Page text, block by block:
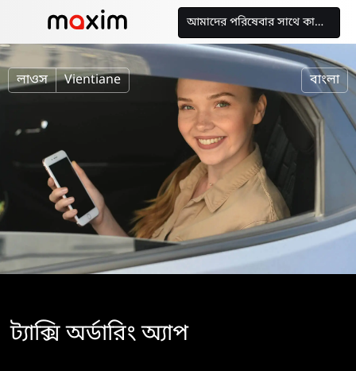
আমাদের পরিষেবার সাথে কাজ করুন
লাওস Vientiane বাংলা
ট্যাক্সি অর্ডারিং অ্যাপ